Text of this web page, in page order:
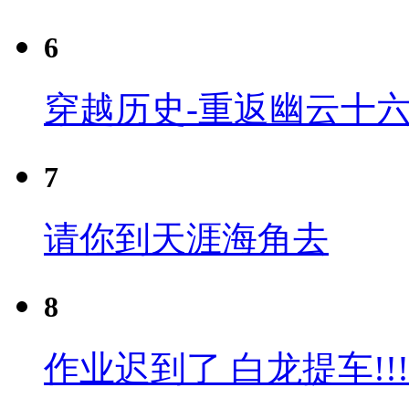
6
穿越历史-重返幽云十
7
请你到天涯海角去
8
作业迟到了 白龙提车